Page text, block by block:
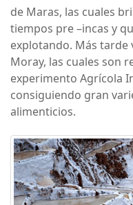
de Maras, las cuales
tiempos pre –incas y
explotando. Más tarde
Moray, las cuales son
experimento Agrícola
consiguiendo gran
alimenticios.